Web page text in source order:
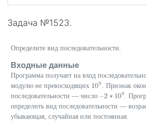
Задача №1523.
Определите вид последовательности.
Входные данные
Программа получает на вход
модулю не превосходящих 109
109
. Признак
последовательности — число –2 ∗ 109
–2∗109
.
определить вид последовательности —
убывающая, случайная или постоянная.